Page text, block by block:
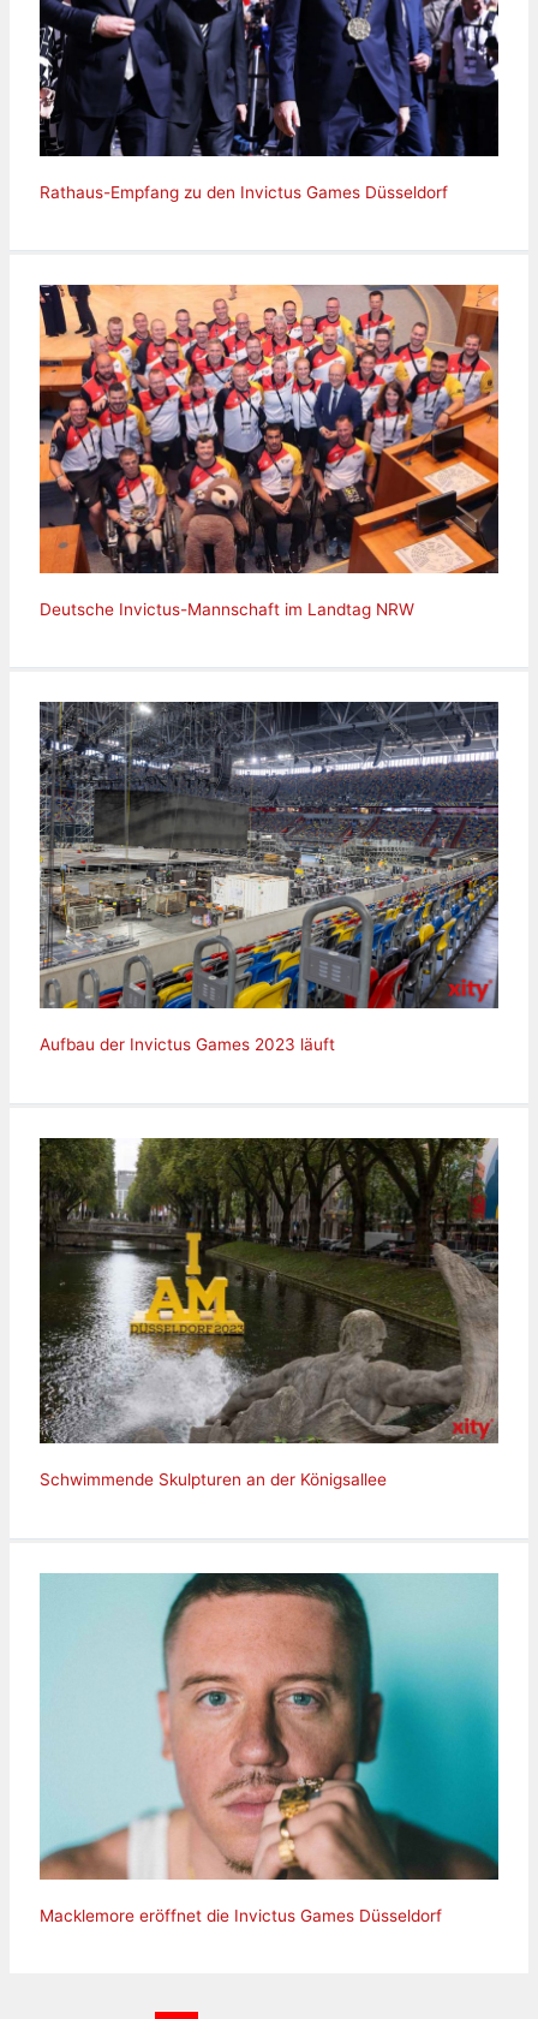
Rathaus-Empfang zu den Invictus Games Düsseldorf
Deutsche Invictus-Mannschaft im Landtag NRW
Aufbau der Invictus Games 2023 läuft
Schwimmende Skulpturen an der Königsallee
Macklemore eröffnet die Invictus Games Düsseldorf